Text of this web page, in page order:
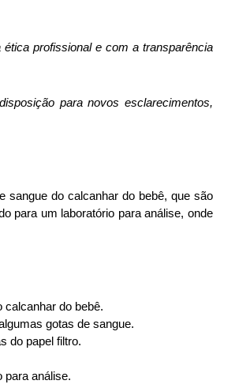
profissional e com a transparência
para novos esclarecimentos,
sangue do calcanhar do bebê, que são
para um laboratório para análise, onde
calcanhar do bebê.
gotas de sangue.
do papel filtro.
para análise.